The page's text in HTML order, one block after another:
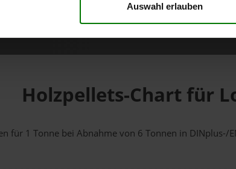
Auswahl erlauben
erfahren
Holzpellets-Chart für
für 1 Tonne bei Abnahmevon 6 Tonnen in DINplus-/